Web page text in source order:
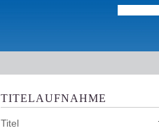
TITELAUFNAHME
Titel